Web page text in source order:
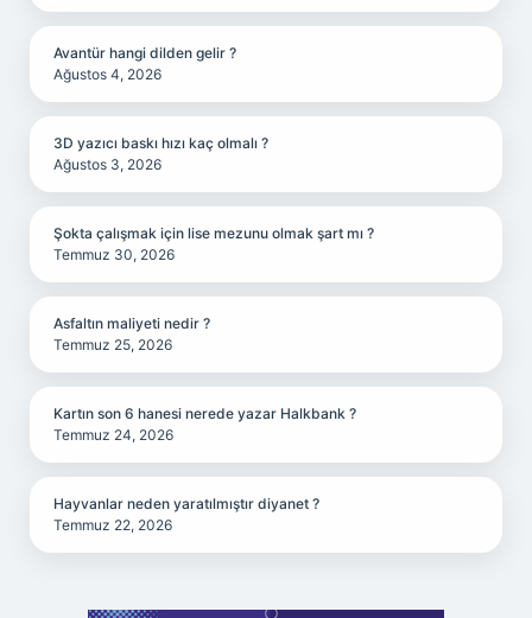
Avantür hangi dilden gelir ?
Ağustos 4, 2026
3D yazıcı baskı hızı kaç olmalı ?
Ağustos 3, 2026
Şokta çalışmak için lise mezunu olmak şart mı ?
Temmuz 30, 2026
Asfaltın maliyeti nedir ?
Temmuz 25, 2026
Kartın son 6 hanesi nerede yazar Halkbank ?
Temmuz 24, 2026
Hayvanlar neden yaratılmıştır diyanet ?
Temmuz 22, 2026